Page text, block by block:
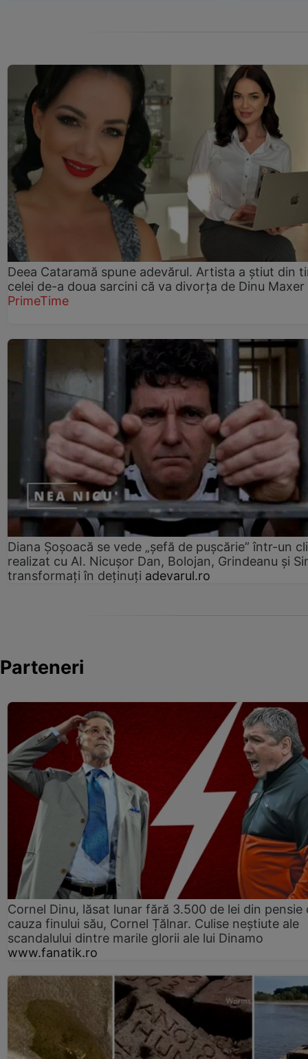
Deea Cataramă spune adevărul. Artista a știut din
celei de-a doua sarcini că va divorța de Dinu Maxer
PrimeTime
Diana Șoșoacă se vede „șefă de pușcărie” într-un
realizat cu AI. Nicușor Dan, Bolojan, Grindeanu și
transformați în deținuți adevarul.ro
Parteneri
Cornel Dinu, lăsat lunar fără 3.500 de lei din pensie
cauza finului său, Cornel Țălnar. Culise neștiute ale
scandalului dintre marile glorii ale lui Dinamo
www.fanatik.ro